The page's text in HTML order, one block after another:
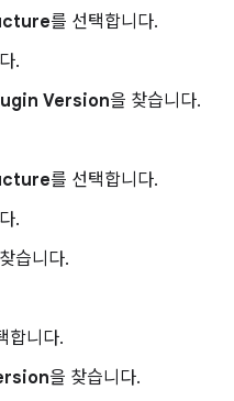
를 선택합니다.
.
Version을 찾습니다.
를 선택합니다.
.
습니다.
합니다.
을 찾습니다.